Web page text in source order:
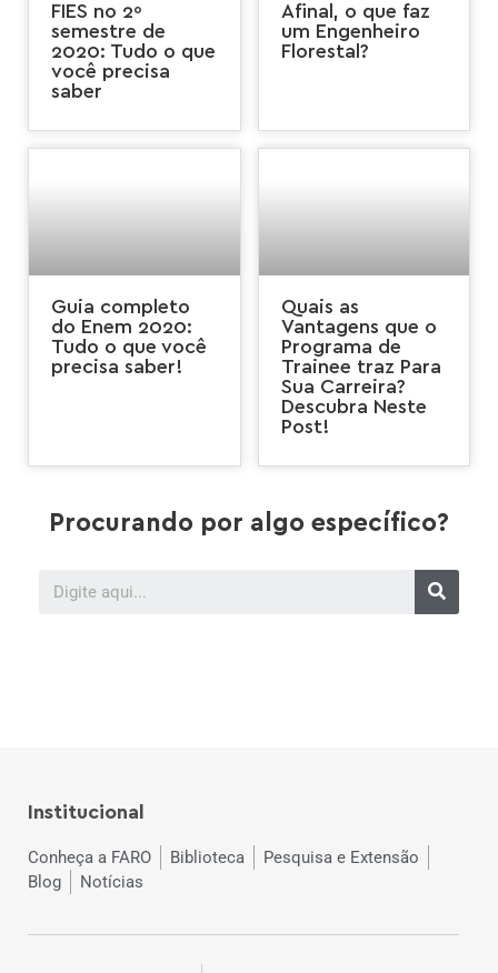
FIES no 2º
semestre de
2020: Tudo o que
você precisa
saber
Afinal, o que faz
um Engenheiro
Florestal?
Guia completo
do Enem 2020:
Tudo o que você
precisa saber!
Quais as
Vantagens que o
Programa de
Trainee traz Para
Sua Carreira?
Descubra Neste
Post!
Procurando por algo específico?
Institucional
Conheça a FARO Biblioteca
Pesquisa e Extensão
Blog
Notícias